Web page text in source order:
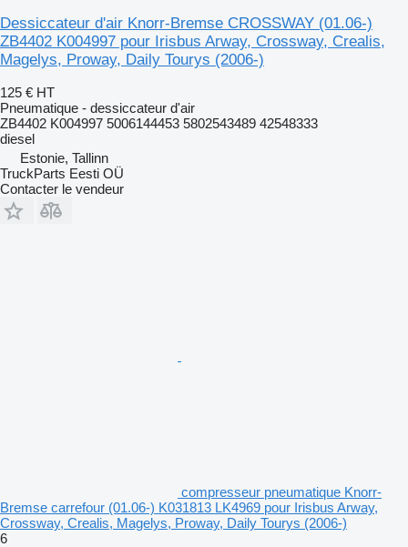
Dessiccateur d'air Knorr-Bremse CROSSWAY (01.06-)
ZB4402 K004997 pour Irisbus Arway, Crossway, Crealis,
Magelys, Proway, Daily Tourys (2006-)
125 € HT
Pneumatique - dessiccateur d'air
ZB4402 K004997 5006144453 5802543489 42548333
diesel
Estonie, Tallinn
TruckParts Eesti OÜ
Contacter le vendeur
compresseur pneumatique Knorr-
Bremse carrefour (01.06-) K031813 LK4969 pour Irisbus Arway,
Crossway, Crealis, Magelys, Proway, Daily Tourys (2006-)
6